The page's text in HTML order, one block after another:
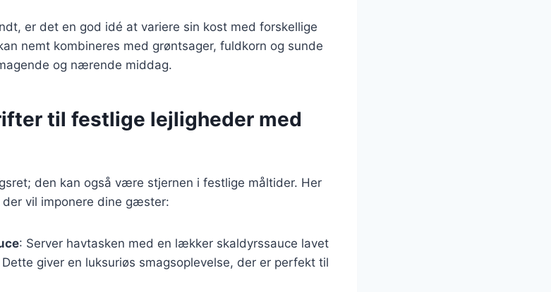
er det en god idé at variere sin kost med forskellige
nemt kombineres med grøntsager, fuldkorn og sunde
og nærende middag.
til festlige lejligheder med
den kan også være stjernen i festlige måltider. Her
vil imponere dine gæster:
: Server havtasken med en lækker skaldyrssauce lavet
giver en luksuriøs smagsoplevelse, der er perfekt til